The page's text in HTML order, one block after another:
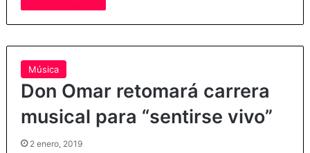
Música
Don Omar retomará carrera
musical para “sentirse vivo”
2 enero, 2019